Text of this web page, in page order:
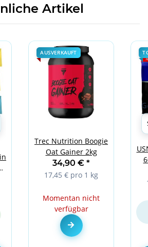
Artikel
AUSVERKAUFT
Trec Nutrition Boogie
Oat Gainer 2kg
34,90 € *
17,45 € pro 1 kg
Momentan nicht
verfügbar
Zum Artikel